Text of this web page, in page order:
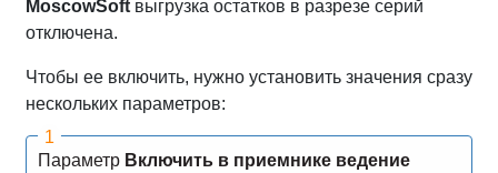
MoscowSoft выгрузка остатков в разрезе серий
отключена.
Чтобы ее включить, нужно установить значения сразу
нескольких параметров:
Параметр Включить в приемнике ведение